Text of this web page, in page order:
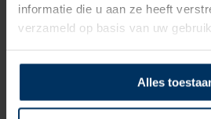
informatie die u aan ze heeft
verzameld op basis van uw
Alles